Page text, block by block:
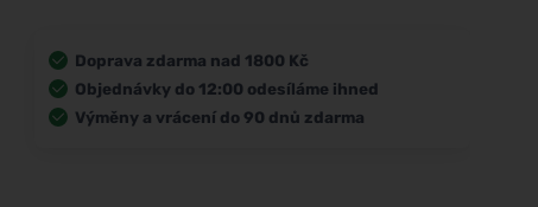
Doprava zdarma nad 1800 Kč
Objednávky do 12:00 odesíláme ihned
Výměny a vrácení do 90 dnů zdarma